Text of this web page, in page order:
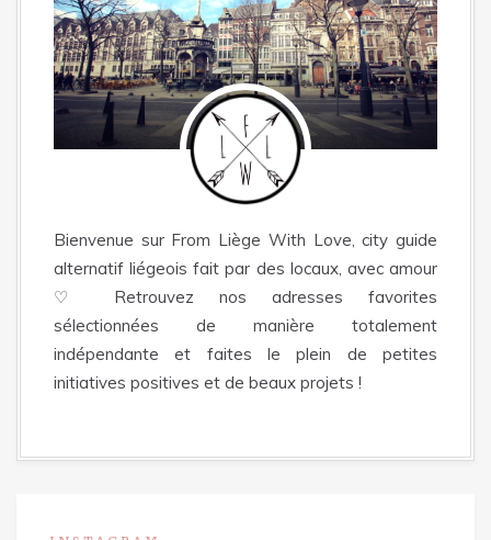
Bienvenue sur From Liège With Love, city guide
alternatif liégeois fait par des locaux, avec amour
♡ Retrouvez nos adresses favorites
sélectionnées de manière totalement
indépendante et faites le plein de petites
initiatives positives et de beaux projets !